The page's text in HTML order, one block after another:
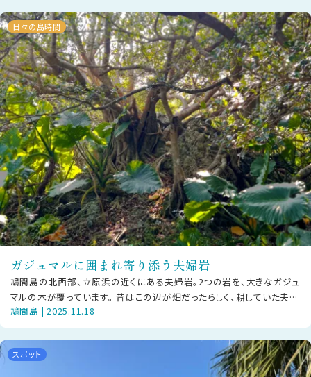
日々の島時間
ガジュマルに囲まれ寄り添う夫婦岩
鳩間島の北西部、立原浜の近くにある夫婦岩。2つの岩を、大きなガジュ
マルの木が覆っています。 昔はこの辺が畑だったらしく、耕していた夫婦
がとっても仲が良かったこと
鳩間島 | 2025.11.18
スポット